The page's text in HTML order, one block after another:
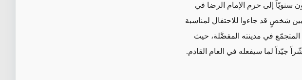
سنويّاً إلى حرم الإمام الرضا في
شخصٍ قد جاءوا للاحتفال لمناسبة
في مدينته المفضَّلة، حيث
جيّداً لما سيفعله في العام القادم.